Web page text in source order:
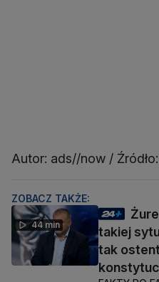
Autor: ads//now /
ZOBACZ TAKŻE:
44 min
takiej
tak